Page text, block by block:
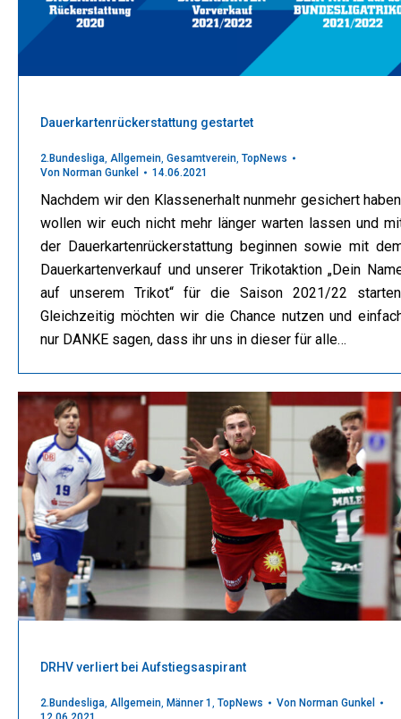
Dauerkartenrückerstattung gestartet
2.Bundesliga, Allgemein, Gesamtverein, TopNews
Von Norman Gunkel 14.06.2021
Nachdem wir den Klassenerhalt nunmehr gesichert
wollen wir euch nicht mehr länger warten lassen und
der Dauerkartenrückerstattung beginnen sowie mit
Dauerkartenverkauf und unserer Trikotaktion „Dein
auf unserem Trikot“ für die Saison 2021/22
Gleichzeitig möchten wir die Chance nutzen und
nur DANKE sagen, dass ihr uns in dieser für alle…
DRHV verliert bei Aufstiegsaspirant
2.Bundesliga, Allgemein, Männer 1 , TopNews Von Norman Gunkel